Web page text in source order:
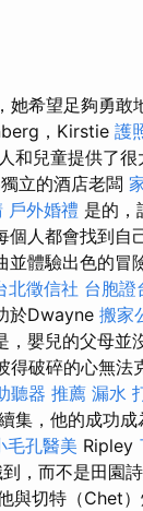
她希望足夠勇敢
，Kirstie 護
和兒童提供了很
立的酒店老闆
戶外婚禮 是的，
人都會找到自
體驗出色的冒
北徵信社 台胞證
於Dwayne 搬家
，嬰兒的父母並
得破碎的心無法
聽器 推薦 漏水
集，他的成功
毛孔醫美 Ripley
，而不是田園
與切特（Chet